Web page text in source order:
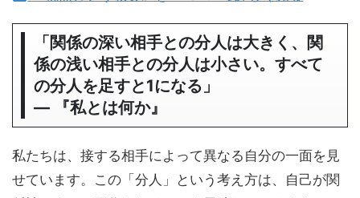
「関係の深い相手との分人は大きく、関
係の浅い相手との分人は小さい。すべて
の分人を足すと1になる」
― 『私とは何か』
私たちは、接する相手によって異なる自分の一面を見
せています。この「分人」という考え方は、自己が関